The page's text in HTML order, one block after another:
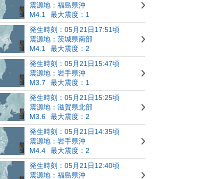
震源地：福島県沖
M4.1
最大震度：1
発生時刻：05月21日17:51頃
震源地：茨城県南部
M4.1
最大震度：2
発生時刻：05月21日15:47頃
震源地：岩手県沖
M3.7
最大震度：1
発生時刻：05月21日15:25頃
震源地：滋賀県北部
M3.6
最大震度：2
発生時刻：05月21日14:35頃
震源地：岩手県沖
M4.4
最大震度：2
発生時刻：05月21日12:40頃
震源地：福島県沖